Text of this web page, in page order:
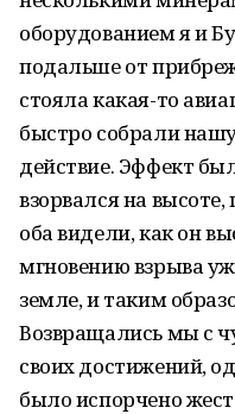
оборудованием я и
подальше от
стояла какая-то
быстро собрали
действие. Эффект
взорвался на
оба видели, как он
мгновению взрыва
земле, и таким
Возвращались мы с
своих достижений,
было испорчено